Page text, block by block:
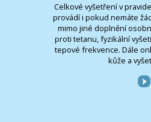
Celkové vyšetření v
provádí i pokud nemáte
mimo jiné doplnění
proti tetanu, fyzikální
tepové frekvence. Dále
kůže a